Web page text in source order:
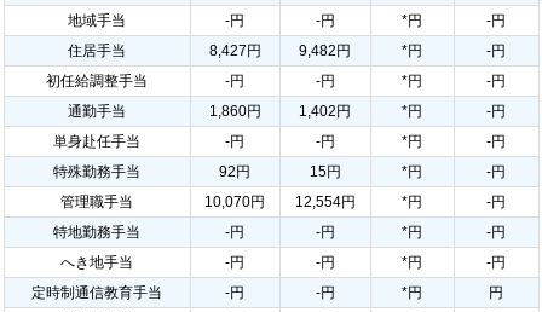
地域手当
-円 -円 *円
-円
住居手当
8,427円 9,482円 *円
-円
初任給調整手当
-円 -円 *円
-円
通勤手当
1,860円 1,402円 *円
-円
単身赴任手当
-円 -円 *円
-円
特殊勤務手当
92円 15円 *円
-円
管理職手当
10,070円 12,554円 *円
-円
特地勤務手当
-円 -円 *円
-円
へき地手当
-円 -円 *円
-円
定時制通信教育手当
-円 -円 *円
円